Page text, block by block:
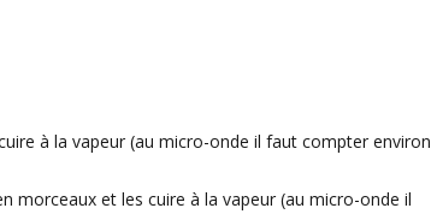
à la vapeur (au micro-onde il faut compter environ
morceaux et les cuire à la vapeur (au micro-onde il